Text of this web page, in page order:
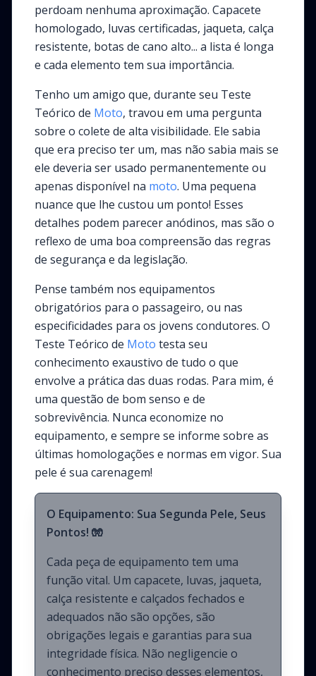
perdoam nenhuma aproximação. Capacete
homologado, luvas certificadas, jaqueta, calça
resistente, botas de cano alto... a lista é longa
e cada elemento tem sua importância.
Tenho um amigo que, durante seu Teste
Teórico de Moto, travou em uma pergunta
sobre o colete de alta visibilidade. Ele sabia
que era preciso ter um, mas não sabia mais se
ele deveria ser usado permanentemente ou
apenas disponível na moto. Uma pequena
nuance que lhe custou um ponto! Esses
detalhes podem parecer anódinos, mas são o
reflexo de uma boa compreensão das regras
de segurança e da legislação.
Pense também nos equipamentos
obrigatórios para o passageiro, ou nas
especificidades para os jovens condutores. O
Teste Teórico de Moto testa seu
conhecimento exaustivo de tudo o que
envolve a prática das duas rodas. Para mim, é
uma questão de bom senso e de
sobrevivência. Nunca economize no
equipamento, e sempre se informe sobre as
últimas homologações e normas em vigor. Sua
pele é sua carenagem!
O Equipamento: Sua Segunda Pele, Seus
Pontos! 🧤
Cada peça de equipamento tem uma
função vital. Um capacete, luvas, jaqueta,
calça resistente e calçados fechados e
adequados não são opções, são
obrigações legais e garantias para sua
integridade física. Não negligencie o
conhecimento preciso desses elementos,